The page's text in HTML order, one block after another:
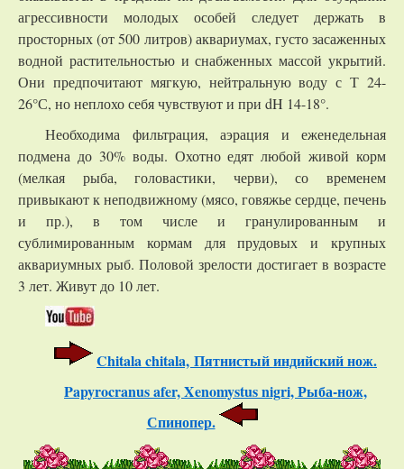
агрессивности молодых особей следует держать в
просторных (от 500 литров) аквариумах, густо засаженных
водной растительностью и снабженных массой укрытий.
Они предпочитают мягкую, нейтральную воду с Т 24-
26°С, но неплохо себя чувствуют и при dH 14-18°.
Необходима фильтрация, аэрация и еженедельная
подмена до 30% воды. Охотно едят любой живой корм
(мелкая рыба, головастики, черви), со временем
привыкают к неподвижному (мясо, говяжье сердце, печень
и пр.), в том числе и гранулированным и
сублимированным кормам для прудовых и крупных
аквариумных рыб. Половой зрелости достигает в возрасте
3 лет. Живут до 10 лет.
Chitala chitala, Пятнистый индийский нож.
Papyrocranus afer, Xenomystus nigri, Рыба-нож,
Спинопер.